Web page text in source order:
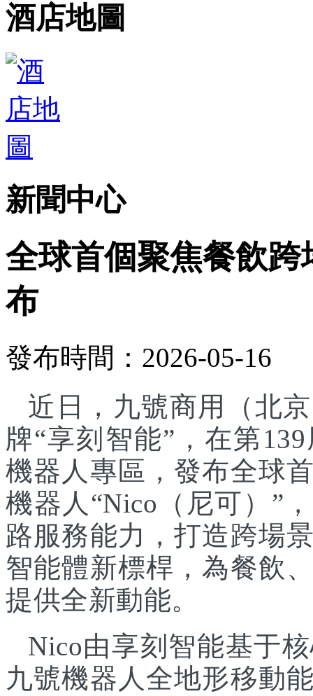
酒店地圖
新聞中心
全球首個聚焦餐飲
布
發布時間：2026-05-16
近日，九號商用（北
牌“享刻智能”，在第
機器人專區，發布全球
機器人“Nico（尼可）”
路服務能力，打造跨場
智能體新標桿，為餐飲
提供全新動能。
Nico由享刻智能基于
九號機器人全地形移動